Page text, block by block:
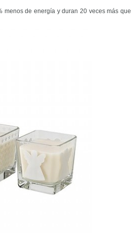
menos de energía y duran 20 veces más que